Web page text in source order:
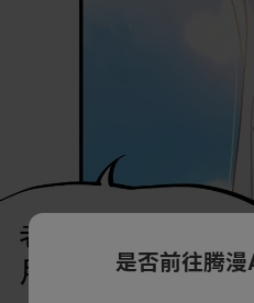
是否前往腾